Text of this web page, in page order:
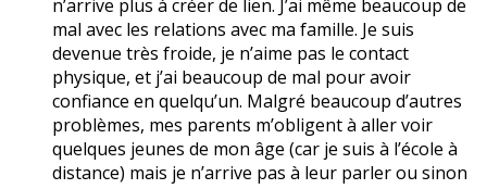
n’arrive plus à créer de lien. J’ai même beaucoup de
mal avec les relations avec ma famille. Je suis
devenue très froide, je n’aime pas le contact
physique, et j’ai beaucoup de mal pour avoir
confiance en quelqu’un. Malgré beaucoup d’autres
problèmes, mes parents m’obligent à aller voir
quelques jeunes de mon âge (car je suis à l’école à
distance) mais je n’arrive pas à leur parler ou sinon